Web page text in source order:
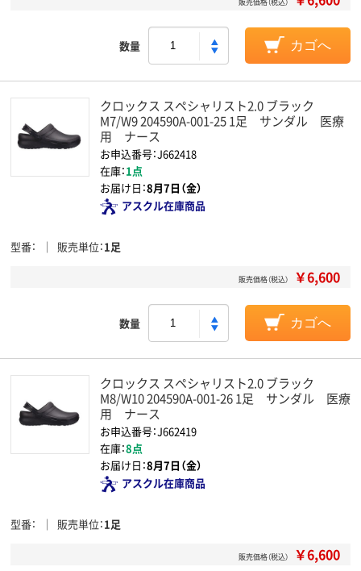
数量 カゴへ
クロックス スペシャリスト2.0 ブラック
M7/W9 204590A-001-25 1足 サンダル 医療
用 ナース
お申込番号：J662418
在庫：1点
お届け日：8月7日（金）
アスクル在庫商品
型番 販売単位 1足
販売価格（税込） ￥6,600
数量 カゴへ
クロックス スペシャリスト2.0 ブラック
M8/W10 204590A-001-26 1足 サンダル 医療
用 ナース
お申込番号：J662419
在庫：8点
お届け日：8月7日（金）
アスクル在庫商品
型番 販売単位 1足
販売価格（税込） ￥6,600